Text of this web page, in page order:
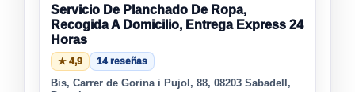
Servicio De Planchado De Ropa,
Recogida A Domicilio, Entrega Express 24
Horas
★ 4,9 14 reseñas
Bis, Carrer de Gorina i Pujol, 88, 08203 Sabadell,